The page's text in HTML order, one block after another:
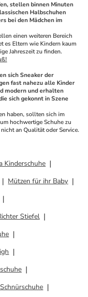
stellen binnen Minuten
Halbschuhen
bei den Mädchen im
einen weiteren Bereich
es Eltern wie Kindern kaum
Jahreszeit zu finden.
sich Sneaker der
fast nahezu alle Kinder
modern und erhalten
sich gekonnt in Szene
haben, sollten sich im
hochwertige Schuhe zu
an Qualität oder Service.
Kinderschuhe
Mützen für ihr Baby
Stiefel